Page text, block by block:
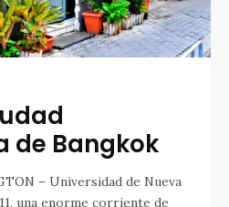
de Bangkok
– Universidad de Nueva